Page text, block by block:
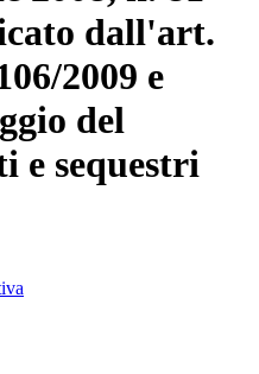
dall'art.
2009 e
del
e sequestri